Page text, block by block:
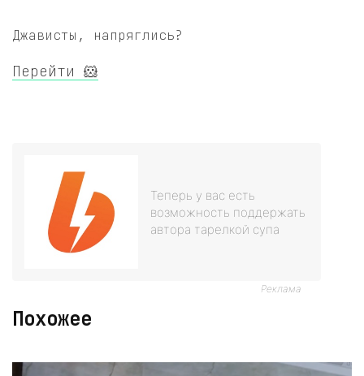
Джависты, напряглись?
Перейти 🐹
Теперь у вас есть
возможность поддержать
автора тарелкой супа
Реклама
Похожее